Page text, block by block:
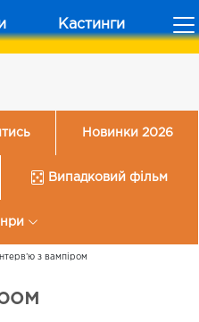
Кастинги
Новинки 2026
Випадковий фільм
Інтерв’ю з вампіром